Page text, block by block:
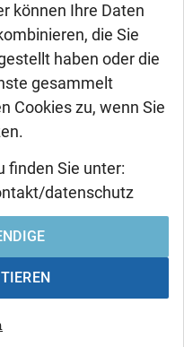
können Ihre Daten
die Sie
haben oder die
gesammelt
Cookies zu, wenn Sie
finden Sie unter:
datenschutz
durch
Internationalen
und